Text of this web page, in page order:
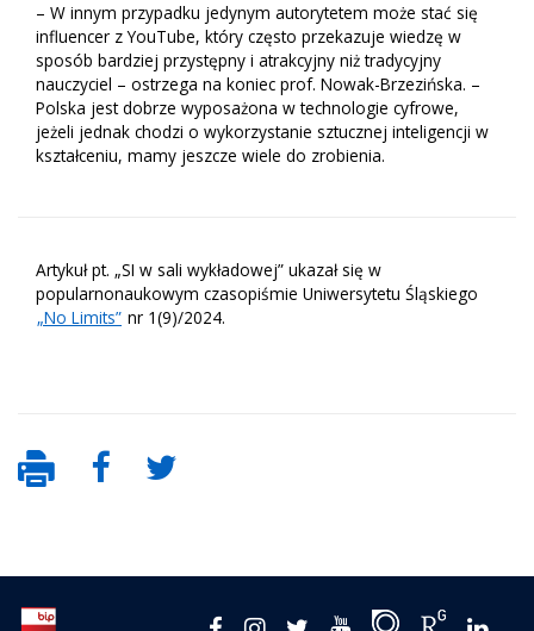
– W innym przypadku jedynym autorytetem może stać się
influencer z YouTube, który często przekazuje wiedzę w
sposób bardziej przystępny i atrakcyjny niż tradycyjny
nauczyciel – ostrzega na koniec prof. Nowak-Brzezińska. –
Polska jest dobrze wyposażona w technologie cyfrowe,
jeżeli jednak chodzi o wykorzystanie sztucznej inteligencji w
kształceniu, mamy jeszcze wiele do zrobienia.
Artykuł pt. „SI w sali wykładowej” ukazał się w
popularnonaukowym czasopiśmie Uniwersytetu Śląskiego
„No Limits” nr 1(9)/2024.